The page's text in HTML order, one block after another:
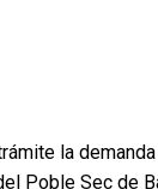
la
Poble Sec de